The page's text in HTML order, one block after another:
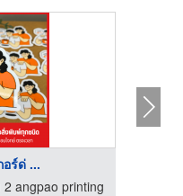
ร์ด่ ...
angpao printing